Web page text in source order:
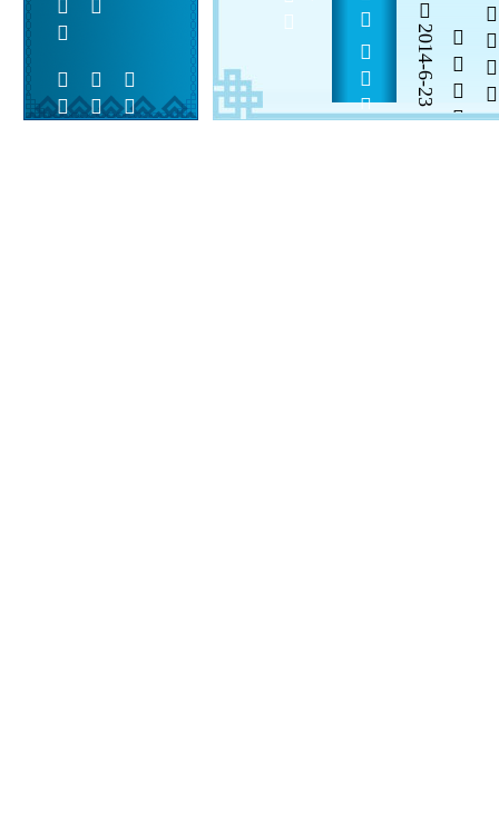
  
2014-6-23